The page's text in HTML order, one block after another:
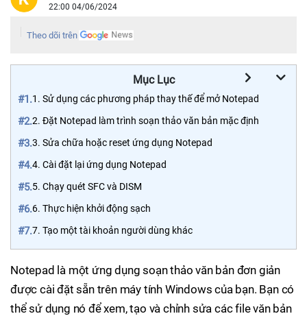
22:00 04/06/2024
Theo dõi trên
Mục Lục
#1.1. Sử dụng các phương pháp thay thế để mở Notepad
#2.2. Đặt Notepad làm trình soạn thảo văn bản mặc định
#3.3. Sửa chữa hoặc reset ứng dụng Notepad
#4.4. Cài đặt lại ứng dụng Notepad
#5.5. Chạy quét SFC và DISM
#6.6. Thực hiện khởi động sạch
#7.7. Tạo một tài khoản người dùng khác
Notepad là một ứng dụng soạn thảo văn bản đơn giản
được cài đặt sẵn trên máy tính Windows của bạn. Bạn có
thể sử dụng nó để xem, tạo và chỉnh sửa các file văn bản